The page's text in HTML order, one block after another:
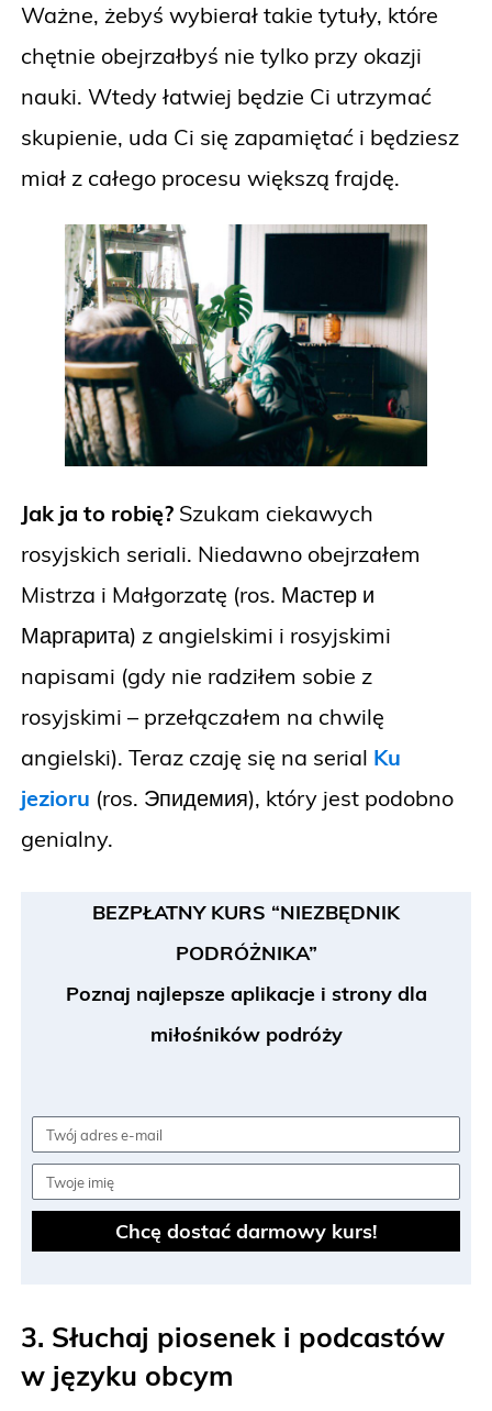
Ważne, żebyś wybierał takie tytuły, które
chętnie obejrzałbyś nie tylko przy okazji
nauki. Wtedy łatwiej będzie Ci utrzymać
skupienie, uda Ci się zapamiętać i będziesz
miał z całego procesu większą frajdę.
Jak ja to robię? Szukam ciekawych
rosyjskich seriali. Niedawno obejrzałem
Mistrza i Małgorzatę (ros. Мастер и
Маргарита) z angielskimi i rosyjskimi
napisami (gdy nie radziłem sobie z
rosyjskimi – przełączałem na chwilę
angielski). Teraz czaję się na serial Ku
jezioru (ros. Эпидемия), który jest podobno
genialny.
BEZPŁATNY KURS “NIEZBĘDNIK
PODRÓŻNIKA”
Poznaj najlepsze aplikacje i strony dla
miłośników podróży
Chcę dostać darmowy kurs!
3. Słuchaj piosenek i podcastów
w języku obcym